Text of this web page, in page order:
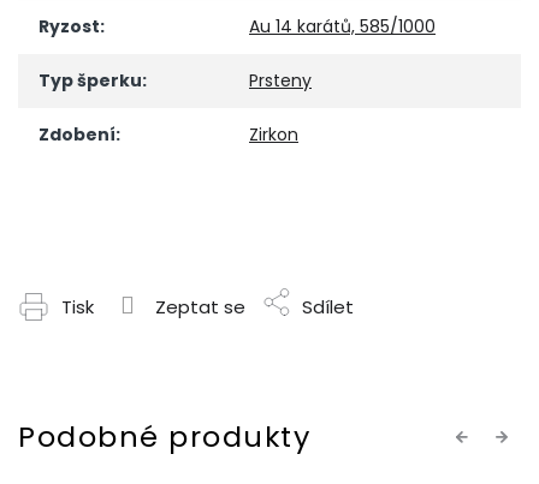
Ryzost: Au 14 karátů, 585/1000
Typ šperku: Prsteny
Zdobení: Zirkon
Tisk Zeptat se Sdílet
Previous
Next